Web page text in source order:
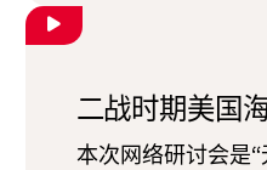
二战时期美国
本次网络研讨会是